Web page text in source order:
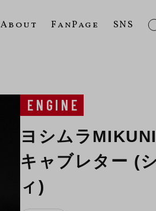
About FanPage SNS
ENGINE
ヨシムラ
キャブレター (
ィ)